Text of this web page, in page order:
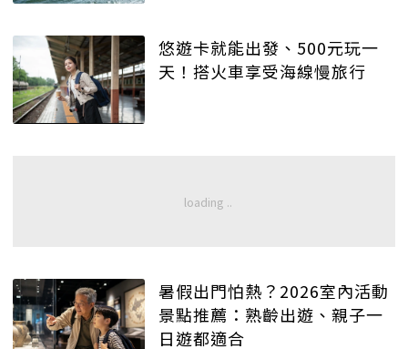
悠遊卡就能出發、500元玩一
天！搭火車享受海線慢旅行
暑假出門怕熱？2026室內活動
景點推薦：熟齡出遊、親子一
日遊都適合